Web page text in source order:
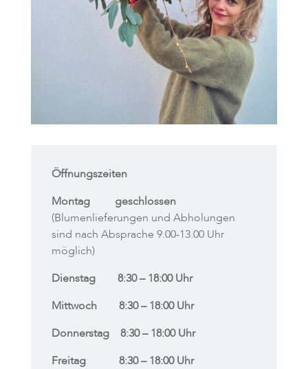
Öffnungszeiten
Montag geschlossen
(Blumenlieferungen und Abholungen
sind nach Absprache 9.00-13.00 Uhr
möglich)
Dienstag 8:30 – 18:00 Uhr
Mittwoch 8:30 – 18:00 Uhr
Donnerstag 8:30 – 18:00 Uhr
Freitag 8:30 – 18:00 Uhr